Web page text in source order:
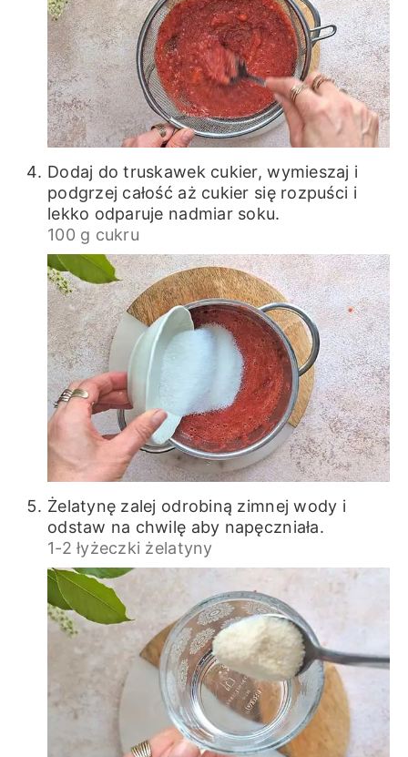
Dodaj do truskawek cukier, wymieszaj i
podgrzej całość aż cukier się rozpuści i
lekko odparuje nadmiar soku.
100 g cukru
Żelatynę zalej odrobiną zimnej wody i
odstaw na chwilę aby napęczniała.
1-2 łyżeczki żelatyny